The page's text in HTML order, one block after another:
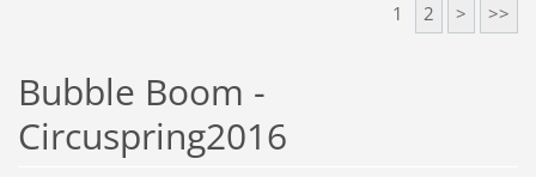
1 2 > >>
Bubble Boom -
Circuspring2016